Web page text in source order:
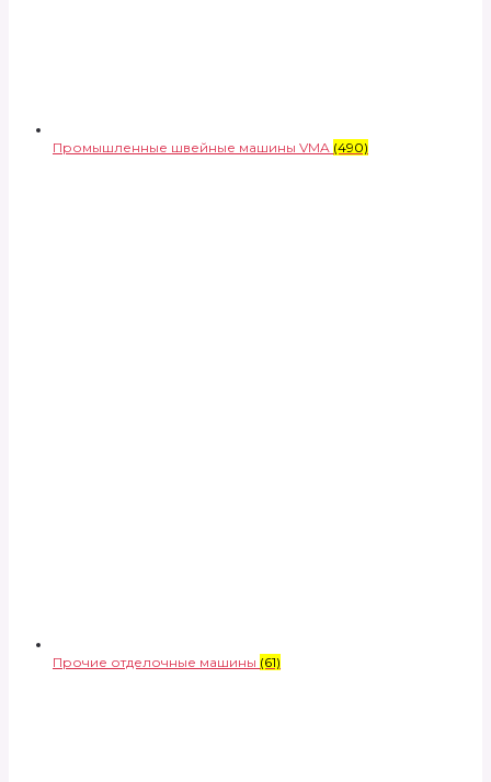
Промышленные швейные машины VMA (490)
Прочие отделочные машины (61)